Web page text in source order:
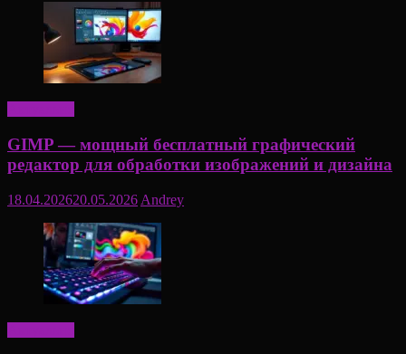
GIMP — мощный бесплатный графический
редактор для обработки изображений и дизайна
18.04.202620.05.2026 Andrey